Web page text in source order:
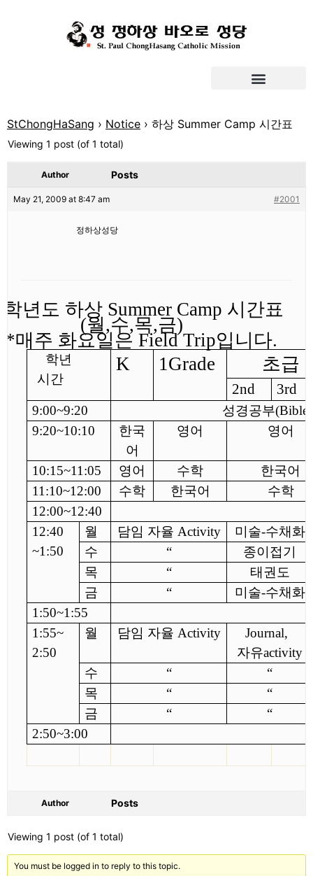
StChongHaSang › Notice › 하상 Summer Camp 시간표
Viewing 1 post (of 1 total)
Author Posts
May 21, 2009 at 8:47 am #2001
정하상성당
년도 하상 Summer Camp 시간표
(월,수,목,금)
매주 화요일은 Field Trip입니다.
학년
시간
K 1Grade 초급
2nd 3rd
9:00~9:20 성경공부(Bible
9:20~10:10
한국
어
영어 영어
10:15~11:05 영어 수학
한국어
11:10~12:00 수학 한국어
수학
12:00~12:40
12:40
~1:50
월 담임 자율 Activity 미술-수채화
수
“
종이접기
목
“
태권도
금
“ 미술-수채화
1:50~1:55
1:55~
2:50
월 담임 자율 Activity
Journal,
자유activity
수
“
“
목
“
“
금
“
“
2:50~3:00
Author Posts
Viewing 1 post (of 1 total)
You must be logged in to reply to this topic.